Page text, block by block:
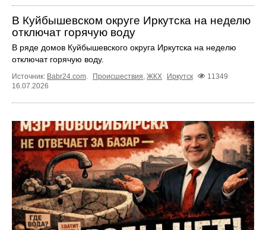
В Куйбышевском округе Иркутска на неделю
отключат горячую воду
В ряде домов Куйбышевского округа Иркутска на неделю
отключат горячую воду.
Источник: Babr24.com. Происшествия, ЖКХ Иркутск
11349
16.07.2026